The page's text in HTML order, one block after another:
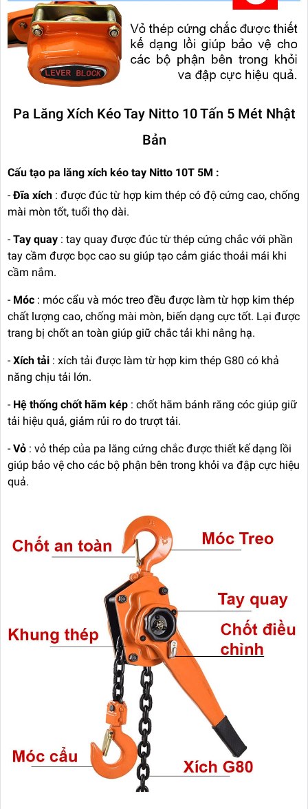
Pa Lăng Xích Kéo Tay Nitto 10 Tấn 5 Mét Nhật
Bản
Cấu tạo pa lăng xích kéo tay Nitto 10T 5M :
-Đĩa xích : được đúc từ hợp kim thép có độ cứng cao, chống
mài mòn tốt, tuổi thọ dài.
- Tay quay : tay quay được đúc từ thép cứng chắc với phần
tay cầm được bọc cao su giúp tạo cảm giác thoải mái khi
cầm nắm.
- Móc : móc cẩu và móc treo đều được làm từ hợp kim thép
chất lượng cao, chống mài mòn, biến dạng cực tốt. Lại được
trang bị chốt an toàn giúp giữ chắc tải khi nâng hạ.
- Xích tải : xích tải được làm từ hợp kim thép G80 có khả
năng chịu tải lớn.
- Hệ thống chốt hãm kép : chốt hãm bánh răng cóc giúp giữ
tải hiệu quả, giảm rủi ro do trượt tải.
- Vỏ : vỏ thép của pa lăng cứng chắc được thiết kế dạng lồi
giúp bảo vệ cho các bộ phận bên trong khỏi va đập cực hiệu
quả.